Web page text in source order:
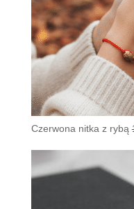
Czerwona nitka z rybą